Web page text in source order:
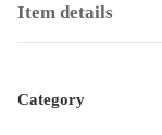
Item details
Category